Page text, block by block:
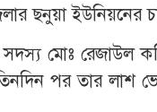
ছনুয়া ইউনিয়নের
মোঃ
পর তার লাশ